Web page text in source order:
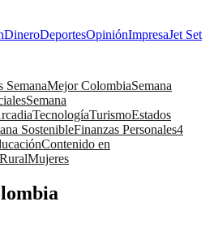
DineroDeportesOpiniónImpresaJet Set
SemanaMejor ColombiaSemana
Semana
TecnologíaTurismoEstados
SostenibleFinanzas Personales4
Contenido en
Mujeres